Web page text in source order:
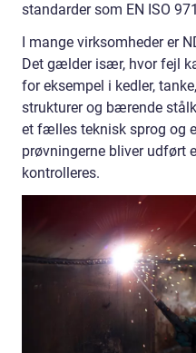
standarder som EN ISO
I mange virksomheder er
Det gælder især, hvor fejl
for eksempel i kedler,
strukturer og bærende
et fælles teknisk sprog og
prøvningerne bliver udført
kontrolleres.